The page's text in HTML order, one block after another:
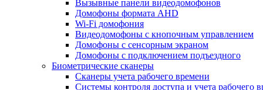
Вызывные панели видеодомофонов
Домофоны формата AHD
Wi-Fi домофония
Видеодомофоны с кнопочным управлением
Домофоны с сенсорным экраном
Домофоны с подключением подъездного
Биометрические сканеры
Сканеры учета рабочего времени
Системы контроля доступа и учета рабочего